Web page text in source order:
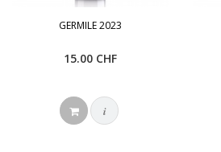
GERMILE 2023
15.00 CHF
i